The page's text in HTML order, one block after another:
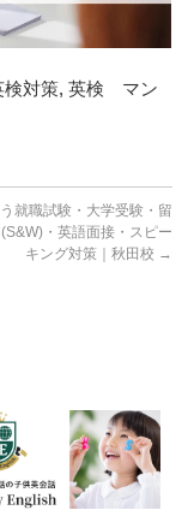
対策,英検 マン
就職試験・大学受験・留
・英語面接・スピー
キング対策｜秋田校 →